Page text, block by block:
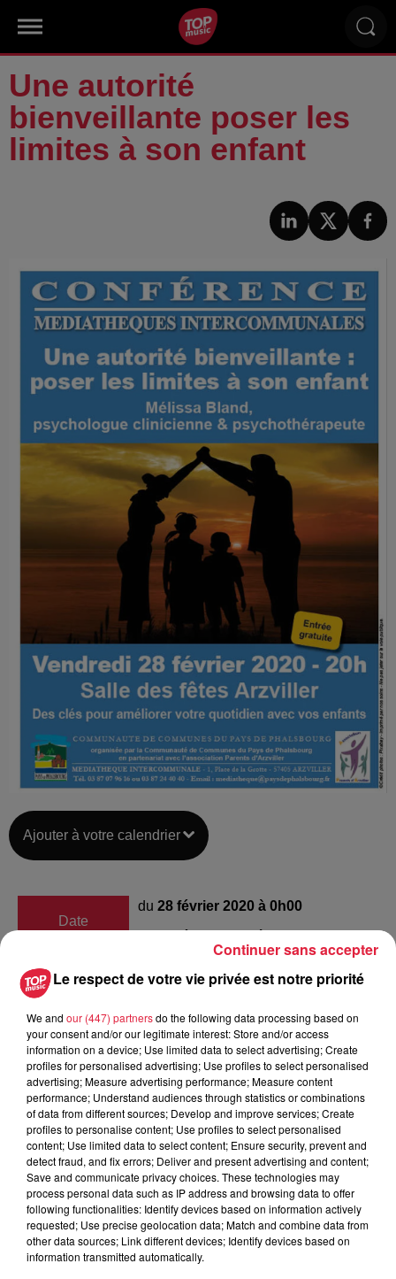
Une autorité
bienveillante poser les
limites à son enfant
Ajouter à votre calendrier
Date
du 28 février 2020 à 0h00
Lieu Salle des Fêtes - Arzviller (57405)
Organisateur
Sibert Céline
0684410021
celine.sibert@paysdephalsbourg.fr
Tarif Gratuit
Le respect de votre vie privée est notre priorité
We and our (447) partnersdo the following data processing based on
your consent and/or our legitimate interest: Store and/or access
information on a device; Use limited data to select advertising; Create
profiles for personalised advertising; Use profiles to select personalised
advertising; Measure advertising performance; Measure content
performance; Understand audiences through statistics or combinations
of data from different sources; Develop and improve services; Create
profiles to personalise content; Use profiles to select personalised
content; Use limited data to select content; Ensure security, prevent and
detect fraud, and fix errors; Deliver and present advertising and content;
Save and communicate privacy choices. These technologies may
process personal data such as IP address and browsing data to offer
following functionalities: Identify devices based on information actively
requested; Use precise geolocation data; Match and combine data from
other data sources; Link different devices; Identify devices based on
information transmitted automatically.
Continuer sans accepter